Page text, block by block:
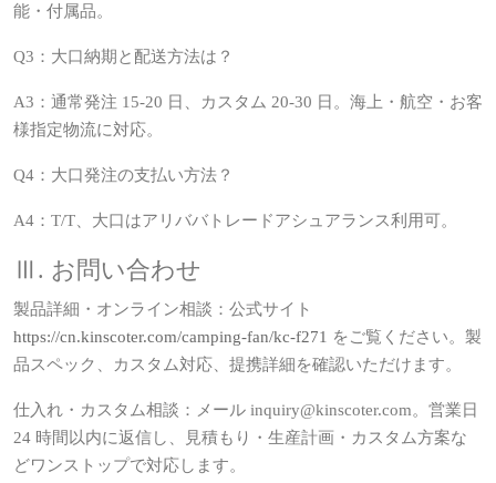
能・付属品。
Q3：大口納期と配送方法は？
A3：通常発注 15‑20 日、カスタム 20‑30 日。海上・航空・お客
様指定物流に対応。
Q4：大口発注の支払い方法？
A4：T/T、大口はアリババトレードアシュアランス利用可。
Ⅲ. お問い合わせ
製品詳細・オンライン相談：公式サイト
https://cn.kinscoter.com/camping-fan/kc-f271 をご覧ください。製
品スペック、カスタム対応、提携詳細を確認いただけます。
仕入れ・カスタム相談：メール inquiry@kinscoter.com。営業日
24 時間以内に返信し、見積もり・生産計画・カスタム方案な
どワンストップで対応します。